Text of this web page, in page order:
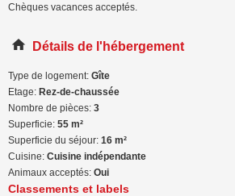
Chèques vacances acceptés.
Détails de l'hébergement
Type de logement: Gîte
Etage: Rez-de-chaussée
Nombre de pièces: 3
Superficie: 55 m²
Superficie du séjour: 16 m²
Cuisine: Cuisine indépendante
Animaux acceptés: Oui
Classements et labels